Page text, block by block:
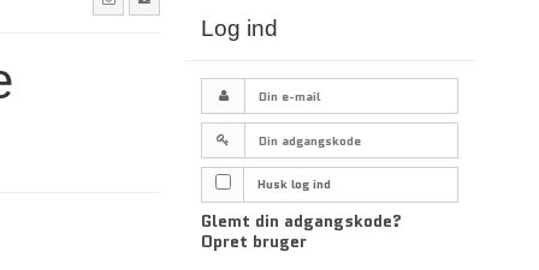
Log ind
Husk log ind
Glemt din adgangskode?
Opret bruger